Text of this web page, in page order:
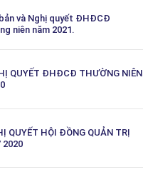
và Nghị quyết ĐHĐCĐ
niên năm 2021.
QUYẾT ĐHĐCĐ THƯỜNG NIÊN
QUYẾT HỘI ĐỒNG QUẢN TRỊ
2020